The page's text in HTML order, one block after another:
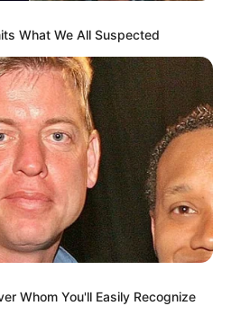
Beby Tsabina
Haico Van der Veken
What We All Suspected
Whom You'll Easily Recognize